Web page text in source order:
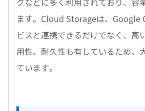
ます。Cloud Storageは、Google
ビスと連携できるだけでなく、高
用性、耐久性も有しているため、
ています。